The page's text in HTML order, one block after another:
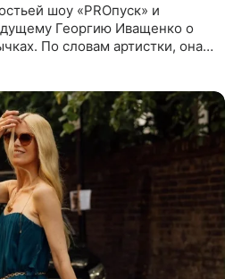
шоу «PROпуск» и
Георгию Иващенко о
По словам артистки, она